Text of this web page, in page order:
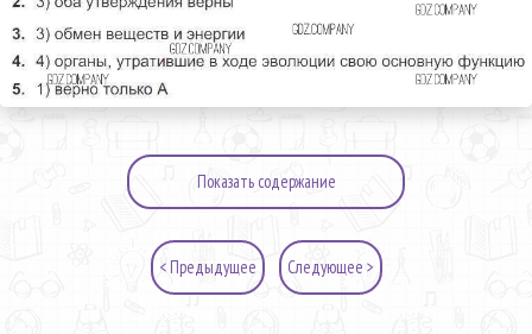
Показать содержание
< Предыдущее Следующее >